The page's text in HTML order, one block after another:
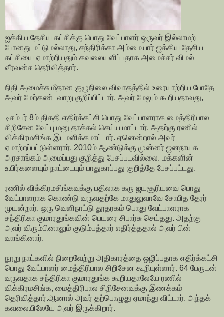
ஐக்கிய தேசிய கட்சிக்கு பொது வேட்பாளர் ஒருவர் இல்லாமற்
போனது மட்டுமல்லாது, சந்திரிக்கா அம்மையார் ஐக்கிய தேசிய
கட்சியை ஏமாற்றியதும் கவலையளிப்பதாக அமைச்சர் விமல்
வீரவன்ச தெரிவித்தார்.
நிதி அமைச்சு மீதான குழுநிலை விவாதத்தில் உரையாற்றிய போதே
அவர் மேற்கண்டவாறு குறிப்பிட்டார். அவர் மேலும் கூறியதாவது,
டிசம்பர் 8ம் திகதி எதிர்க்கட்சி பொது வேட்பாளராக மைத்திரிபால
சிறிசேன வேட்பு மனு தாக்கல் செய்ய மாட்டார். அதற்கு ரணில்
விக்கிரமசிங்க இடமளிக்கமாட்டார். ஏனென்றால் அவர்
ஏமாற்றப்பட்டுள்ளரார். 2010ம் ஆண்டுக்கு முன்னர் ஜனநாயக
அரசாங்கம் அமைப்பது குறித்து பேசப்படவில்லை. மக்களின்
உயிர்களையும் நாட்டையும் பாதுகாப்பது குறித்தே பேசப்பட்டது.
ரணில் விக்கிரமசிங்கவுக்கு பதிலாக கரு ஜயசூரியவை பொது
வேட்பாளராக கொண்டு வருவதற்கே மாதுலுவாவே சோபித தேரர்
முயன்றார். ஒரு வெளிநாட்டு தூதரகம் பொது வேட்பாளராக
சந்திரிகா குமாரதுங்கவின் பெயரை சிபார்சு செய்தது. அதற்கு
அவர் விரும்பினாலும் குடும்பத்தார் எதிர்த்ததால் அவர் பின்
வாங்கினார்.
நூறு நாட்களில் நிறைவேற்று அதிகாரத்தை ஒழிப்பதாக எதிர்க்கட்சி
பொது வேட்பாளர் மைத்திரிபால சிறிசேன கூறியுள்ளார். 64 பேருடன்
வருவதாக சந்திரிகா குமாரதுங்க கூறியதாலேயே ரணில்
விக்கிரமசிங்க, மைத்திரிபால சிறிசேனவுக்கு இணக்கம்
தெரிவித்தார்.ஆனால் அவர் தற்பொழுது ஏமாந்து விட்டார். அந்தக்
கவலையிலேயே அவர் இருக்கிறார்.